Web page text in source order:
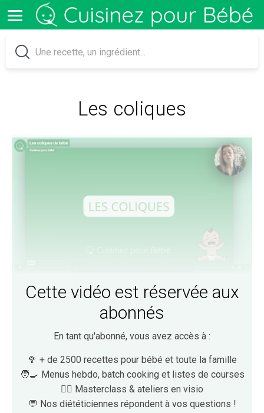
Les coliques
Cette vidéo est réservée aux
abonnés
En tant qu'abonné, vous avez accès à :
🥦 + de 2500 recettes pour bébé et toute la famille
🧑‍🍳 Menus hebdo, batch cooking et listes de courses
👩‍⚕️ Masterclass & ateliers en visio
💬 Nos diététiciennes répondent à vos questions !